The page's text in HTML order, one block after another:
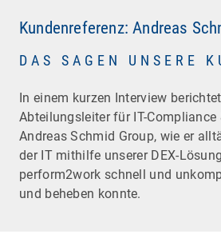
Kundenreferenz: Andreas
DAS SAGEN UNSERE
In einem kurzen Interview
Abteilungsleiter für IT-Compliance
Andreas Schmid Group, wie er
der IT mithilfe unserer DEX-
perform2work schnell und
und beheben konnte.